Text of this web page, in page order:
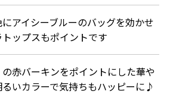
アイシーブルーのバッグを効かせ
ップスもポイントです
の赤バーキンをポイントにした華や
いカラーで気持ちもハッピーに♪